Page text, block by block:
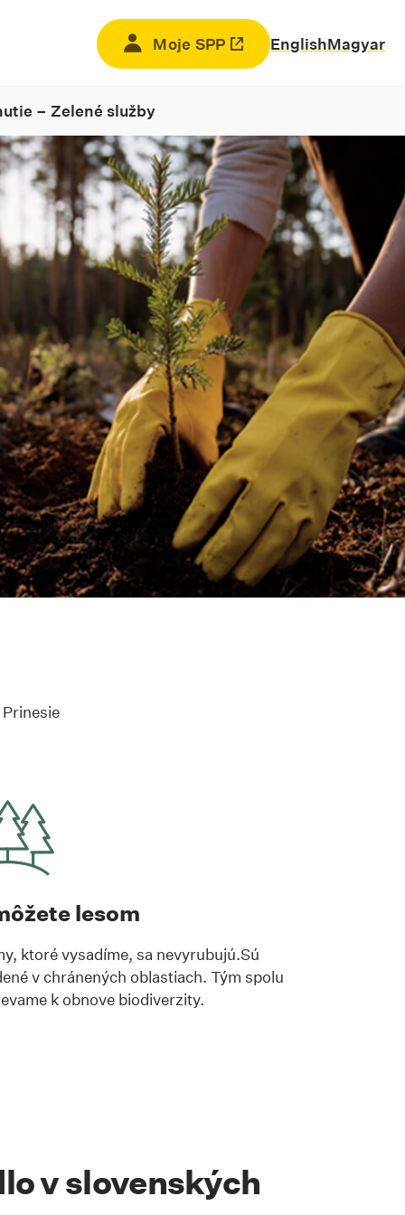
Moje SPP
Odkaz sa otvorí na novej
EnglishMagyar
– Zelené služby
lesom
ktoré vysadíme, sa nevyrubujú.Sú
v chránených oblastiach. Tým spolu
k obnove biodiverzity.
v slovenských